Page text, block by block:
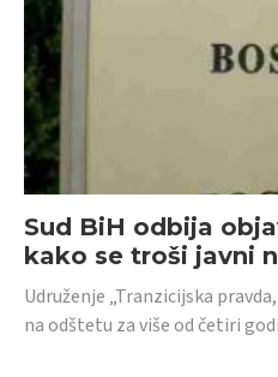
Sud BiH odbija
kako se troši javni
Udruženje „Tranzicijska
na odštetu za više od četiri